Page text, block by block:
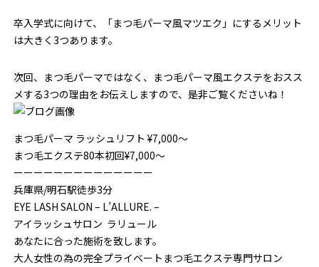
卒入学式に向けて、「まつ毛パーマ風マツエク」にするメリット
は大きく3つあります。
次回、まつ毛パーマではなく、まつ毛パーマ風エクステをおスス
メする3つの理由をお伝えしますので、是非ご覧くださいね！
まつ毛パーマ ラッシュリフト ¥7,000～
まつ毛エクステ80本初回¥7,000～
ーーーーーーーーーーーーーー
兵庫県/明石駅徒歩3分
EYE LASH SALON – L’ALLURE. –
アイラッシュサロン ラリュール
あなたに合った施術を致します。
大人女性の為の完全プライベートまつ毛エクステ専門サロン